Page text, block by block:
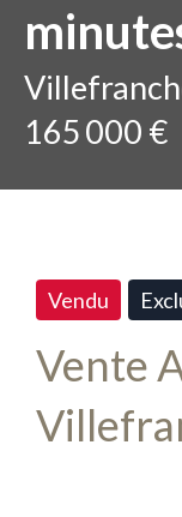
165 000 €
Vendu
Vente